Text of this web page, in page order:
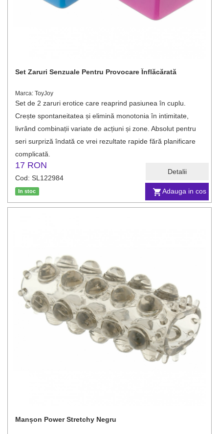
Adauga in cos
Detalii
Set Zaruri Senzuale Pentru Provocare Înflăcărată
Marca: ToyJoy
Set de 2 zaruri erotice care reaprind pasiunea în cuplu.
Crește spontaneitatea și elimină monotonia în intimitate,
livrând combinații variate de acțiuni și zone. Absolut pentru
seri surpriză îndată ce vrei rezultate rapide fără planificare
complicată.
17 RON
Cod: SL122984
In stoc
Manșon Power Stretchy Negru